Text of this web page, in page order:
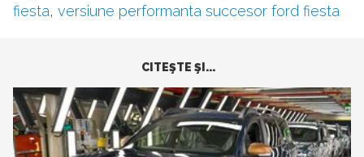
fiesta, versiune performanta succesor ford fiesta
CITEŞTE ŞI...